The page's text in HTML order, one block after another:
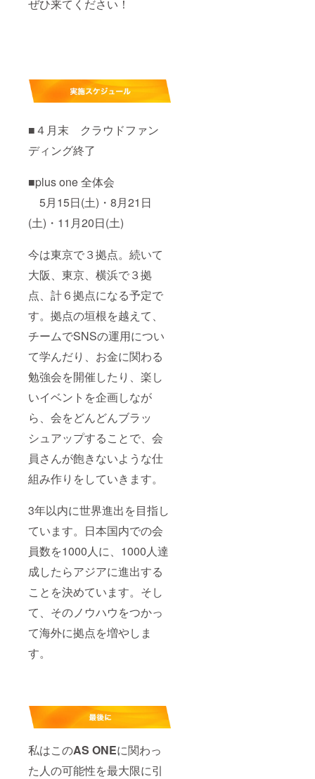
ぜひ来てください！
■４月末 クラウドファン
ディング終了
■plus one 全体会
5月15日(土)・8月21日
(土)・11月20日(土)
今は東京で３拠点。続いて
大阪、東京、横浜で３拠
点、計６拠点になる予定で
す。拠点の垣根を越えて、
チームでSNSの運用につい
て学んだり、お金に関わる
勉強会を開催したり、楽し
いイベントを企画しなが
ら、会をどんどんブラッ
シュアップすることで、会
員さんが飽きないような仕
組み作りをしていきます。
3年以内に世界進出を目指し
ています。日本国内での会
員数を1000人に、1000人達
成したらアジアに進出する
ことを決めています。そし
て、そのノウハウをつかっ
て海外に拠点を増やしま
す。
私はこのAS ONEに関わっ
た人の可能性を最大限に引